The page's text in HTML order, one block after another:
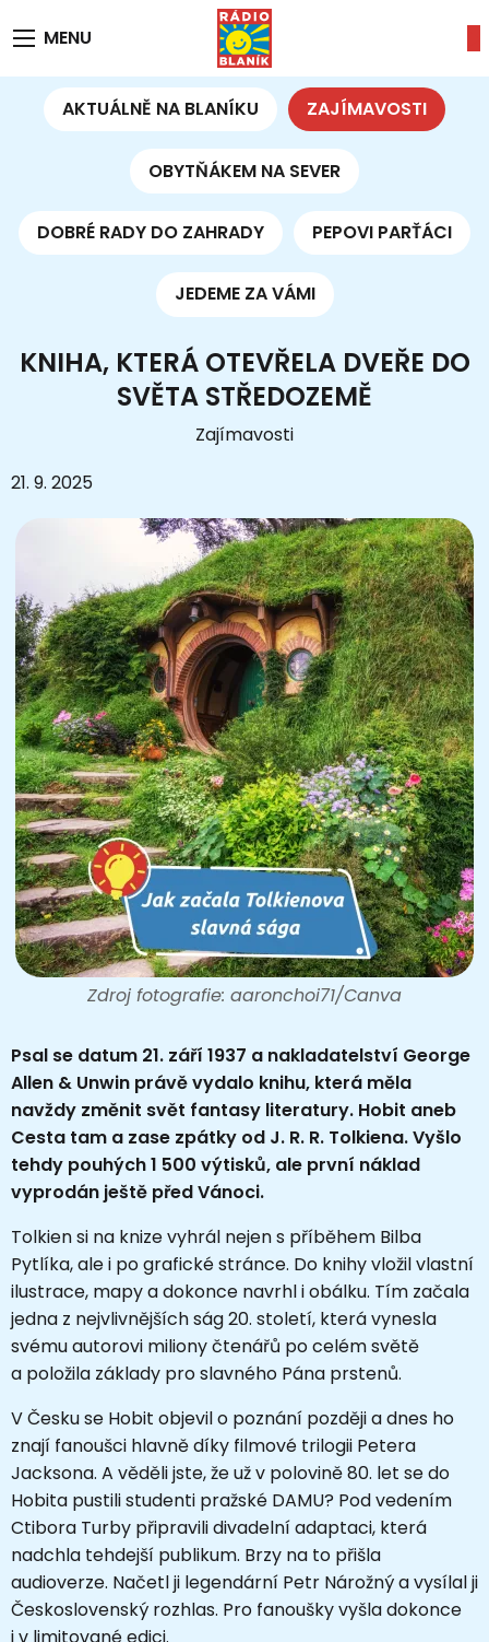
MENU
AKTUÁLNĚ NA BLANÍKU ZAJÍMAVOSTI
OBYTŇÁKEM NA SEVER
DOBRÉ RADY DO ZAHRADY PEPOVI PARŤÁCI
JEDEME ZA VÁMI
KNIHA, KTERÁ OTEVŘELA DVEŘE DO
SVĚTA STŘEDOZEMĚ
Zajímavosti
21. 9. 2025
Zdroj fotografie: aaronchoi71/Canva
Psal se datum 21. září 1937 a nakladatelství George
Allen & Unwin právě vydalo knihu, která měla
navždy změnit svět fantasy literatury. Hobit aneb
Cesta tam a zase zpátky od J. R. R. Tolkiena. Vyšlo
tehdy pouhých 1 500 výtisků, ale první náklad
vyprodán ještě před Vánoci.
Tolkien si na knize vyhrál nejen s příběhem Bilba
Pytlíka, ale i po grafické stránce. Do knihy vložil vlastní
ilustrace, mapy a dokonce navrhl i obálku. Tím začala
jedna z nejvlivnějších ság 20. století, která vynesla
svému autorovi miliony čtenářů po celém světě
a položila základy pro slavného Pána prstenů.
V Česku se Hobit objevil o poznání později a dnes ho
znají fanoušci hlavně díky filmové trilogii Petera
Jacksona. A věděli jste, že už v polovině 80. let se do
Hobita pustili studenti pražské DAMU? Pod vedením
Ctibora Turby připravili divadelní adaptaci, která
nadchla tehdejší publikum. Brzy na to přišla
audioverze. Načetl ji legendární Petr Nárožný a vysílal ji
Československý rozhlas. Pro fanoušky vyšla dokonce
i v limitované edici.